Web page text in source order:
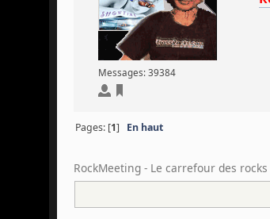
Messages: 39384
Pages: [1] En haut
RockMeeting - Le carrefour des